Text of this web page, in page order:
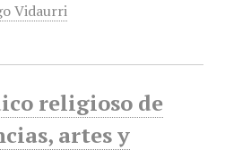
Vidaurri
religioso de
artes y